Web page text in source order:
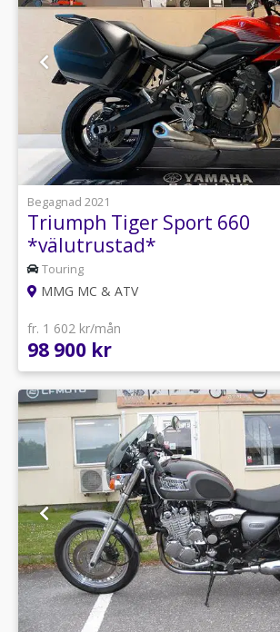
1
Begagnad 2021
Triumph Tiger Sport 660
*välutrustad*
Touring
MMG MC & ATV
fr. 1 602 kr/mån
98 900 kr
1